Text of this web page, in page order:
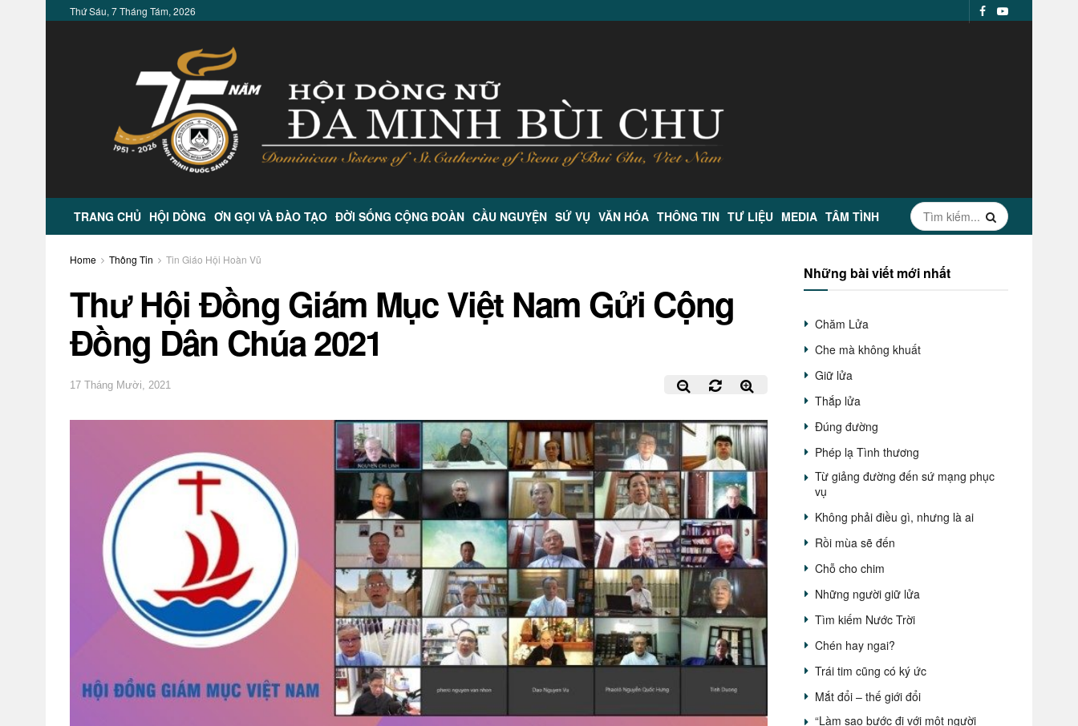
Thứ Sáu, 7 Tháng Tám, 2026
TRANG CHỦ HỘI DÒNG ƠN GỌI VÀ ĐÀO TẠO ĐỜI SỐNG CỘNG ĐOÀN CẦU NGUYỆN SỨ VỤ VĂN HÓA THÔNG TIN TƯ LIỆU MEDIA TÂM TÌNH
Home Thông Tin Tin Giáo Hội Hoàn Vũ
Thư Hội Đồng Giám Mục Việt Nam Gửi Cộng
Đồng Dân Chúa 2021
17 Tháng Mười, 2021
Những bài viết mới nhất
Chăm Lửa
Che mà không khuất
Giữ lửa
Thắp lửa
Đúng đường
Phép lạ Tình thương
Từ giảng đường đến sứ mạng phục
vụ
Không phải điều gì, nhưng là ai
Rồi mùa sẽ đến
Chỗ cho chim
Những người giữ lửa
Tìm kiếm Nước Trời
Chén hay ngai?
Trái tim cũng có ký ức
Mắt đổi – thế giới đổi
“Làm sao bước đi với một người